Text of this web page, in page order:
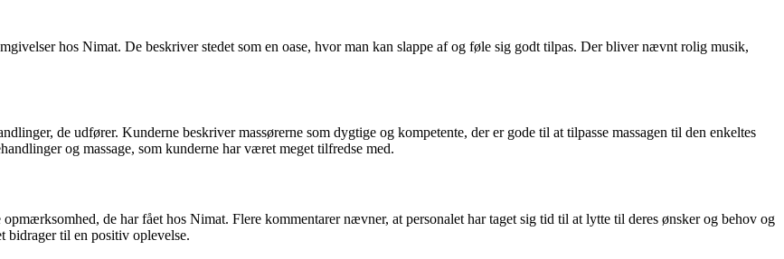
hos Nimat. De beskriver stedet som en oase, hvor man kan slappe af og føle sig godt tilpas. Der bliver nævnt rolig musik,
de udfører. Kunderne beskriver massørerne som dygtige og kompetente, der er gode til at tilpasse massagen til den enkeltes
og massage, som kunderne har været meget tilfredse med.
de har fået hos Nimat. Flere kommentarer nævner, at personalet har taget sig tid til at lytte til deres ønsker og behov og
bidrager til en positiv oplevelse.